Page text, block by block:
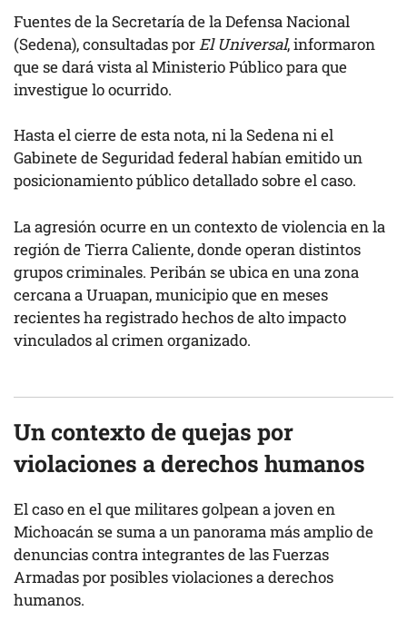
Fuentes de la Secretaría de la Defensa Nacional
(Sedena), consultadas porEl Universal, informaron
que se dará vista al Ministerio Público para que
investigue lo ocurrido.
Hasta el cierre de esta nota, ni la Sedena ni el
Gabinete de Seguridad federal habían emitido un
posicionamiento público detallado sobre el caso.
La agresión ocurre en un contexto de violencia en la
región de Tierra Caliente, donde operan distintos
grupos criminales. Peribán se ubica en una zona
cercana a Uruapan, municipio que en meses
recientes ha registrado hechos de alto impacto
vinculados al crimen organizado.
Un contexto de quejas por
violaciones a derechos humanos
El caso en el que militares golpean a joven en
Michoacán se suma a un panorama más amplio de
denuncias contra integrantes de las Fuerzas
Armadas por posibles violaciones a derechos
humanos.